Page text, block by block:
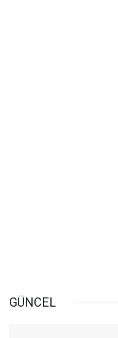
GÜNCEL